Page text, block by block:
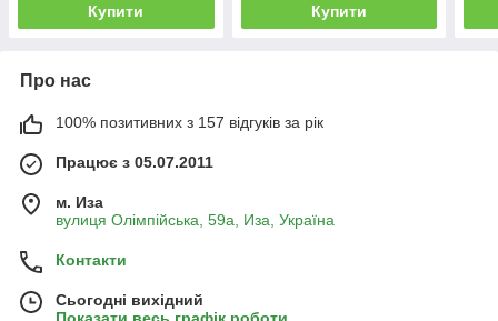
Купити Купити
Про нас
100% позитивних з 157 відгуків за рік
Працює з 05.07.2011
м. Иза
вулиця Олімпійська, 59а, Иза, Україна
Контакти
Сьогодні вихідний